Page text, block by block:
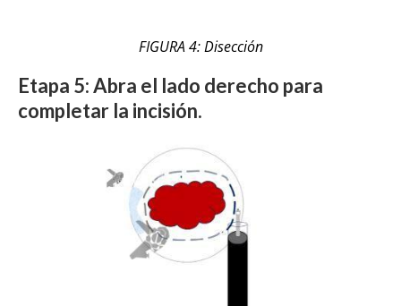
FIGURA 4: Disección
Etapa 5: Abra el lado derecho para
completar la incisión.